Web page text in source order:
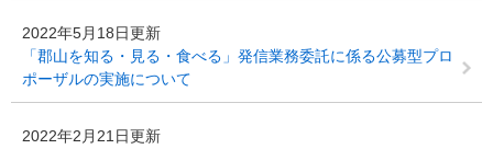
2022年5月18日更新
「郡山を知る・見る・食べる」発信業務委託に係る公募型プロ
ポーザルの実施について
2022年2月21日更新